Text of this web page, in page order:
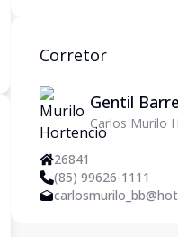
Corretor
Gentil
Carlos Murilo
Medeiros
26841
(85) 99626-1111